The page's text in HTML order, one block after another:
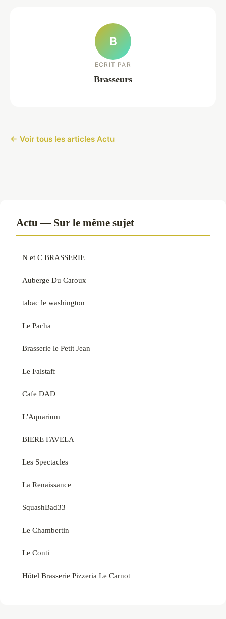
B
ECRIT PAR
Brasseurs
← Voir tous les articles Actu
Actu — Sur le même sujet
N et C BRASSERIE
Auberge Du Caroux
tabac le washington
Le Pacha
Brasserie le Petit Jean
Le Falstaff
Cafe DAD
L'Aquarium
BIERE FAVELA
Les Spectacles
La Renaissance
SquashBad33
Le Chambertin
Le Conti
Hôtel Brasserie Pizzeria Le Carnot